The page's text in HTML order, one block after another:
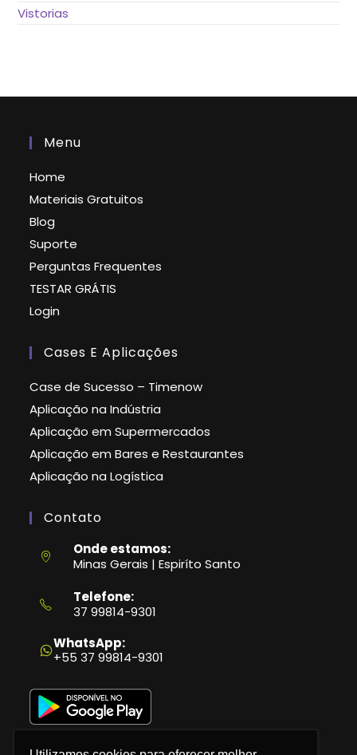
Vistorias
Menu
Home
Materiais Gratuitos
Blog
Suporte
Perguntas Frequentes
TESTAR GRÁTIS
Login
Cases E Aplicações
Case de Sucesso – Timenow
Aplicação na Indústria
Aplicação em Supermercados
Aplicação em Bares e Restaurantes
Aplicação na Logística
Contato
Onde estamos:
Minas Gerais | Espiríto Santo
Telefone:
37 99814-9301
em
seu
aplicativo
WhatsApp:
+55 37 99814-9301